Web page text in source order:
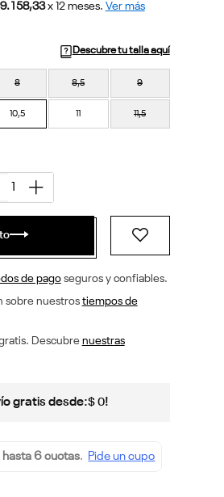
x 12meses. Ver más
Descubre tu talla aquí
8 8,5 9
10,5 11 11,5
de pagoseguros y confiables.
sobre nuestros tiempos de
Descubre nuestras
gratis desde:$ 0!